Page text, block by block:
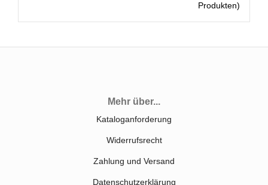
Produkten)
Mehr über...
Kataloganforderung
Widerrufsrecht
Zahlung und Versand
Datenschutzerklärung